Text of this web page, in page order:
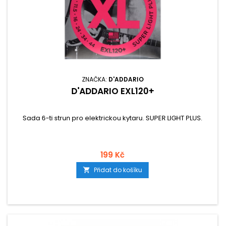
ZNAČKA: D'ADDARIO
D'ADDARIO EXL120+
Sada 6-ti strun pro elektrickou kytaru. SUPER LIGHT PLUS.
199 Kč
 Přidat do košíku